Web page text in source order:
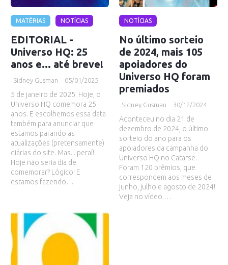
MATÉRIAS NOTÍCIAS
EDITORIAL -
Universo HQ: 25
anos e... até breve!
Sidney Gusman 05/01/2025
5 de janeiro de 2025. Hoje, o
Universo HQ comemora 25
anos. E escolhemos essa data
também para anunciar que
estamos parando as
atualizações (pretensamente)
diárias do site. Mas... peraí!
Hoje não seria dia de
comemorar? Lógico! E
estamos fazendo…
NOTÍCIAS
No último sorteio
de 2024, mais 105
apoiadores do
Universo HQ foram
premiados
Sidney Gusman 30/12/2024
Aconteceu no dia 21 de
dezembro de 2024, o último
sorteio do ano para os
apoiadores da campanha do
Universo HQ no Catarse.
Foram 120 prêmios, que
correspondem aos meses de
junho, julho e agosto de 2024!
Veja no vídeo.…